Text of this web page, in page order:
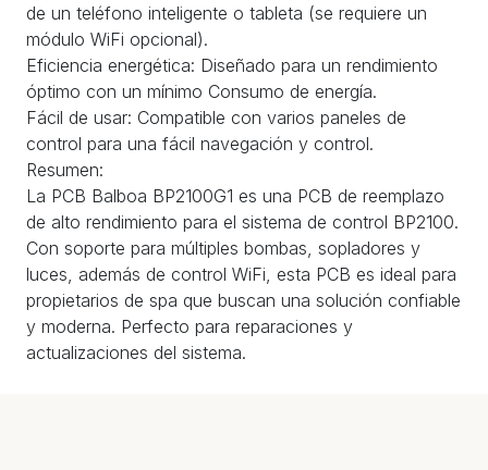
de un teléfono inteligente o tableta (se requiere un
módulo WiFi opcional).
Eficiencia energética: Diseñado para un rendimiento
óptimo con un mínimo Consumo de energía.
Fácil de usar: Compatible con varios paneles de
control para una fácil navegación y control.
Resumen:
La PCB Balboa BP2100G1 es una PCB de reemplazo
de alto rendimiento para el sistema de control BP2100.
Con soporte para múltiples bombas, sopladores y
luces, además de control WiFi, esta PCB es ideal para
propietarios de spa que buscan una solución confiable
y moderna. Perfecto para reparaciones y
actualizaciones del sistema.